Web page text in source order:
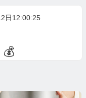
日12:00:25